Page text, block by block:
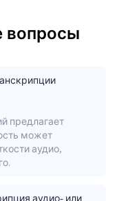
вопросы
предлагает
может
аудио,
аудио- или